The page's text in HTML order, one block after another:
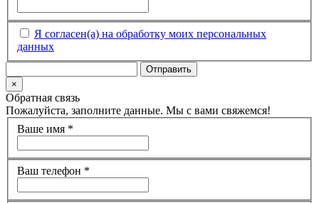
Я согласен(а) на обработку моих персональных
данных
×
Обратная связь
Пожалуйста, заполните данные. Мы с вами свяжемся!
Ваше имя *
Ваш телефон *